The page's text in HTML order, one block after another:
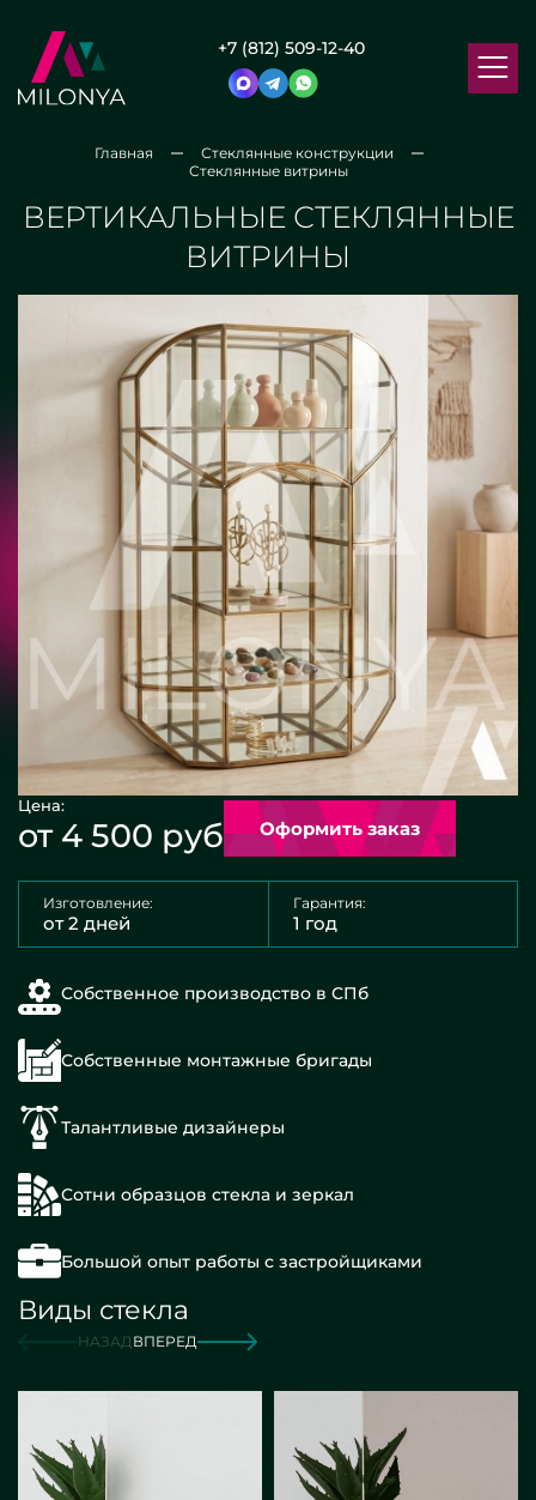
+7 (812) 509-12-40
Главная
Стеклянные конструкции
Стеклянные витрины
ВЕРТИКАЛЬНЫЕ СТЕКЛЯННЫЕ
ВИТРИНЫ
Цена:
от 4 500 руб Оформить заказ
Изготовление:
от 2 дней
Гарантия:
1 год
Собственное производство в СПб
Собственные монтажные бригады
Талантливые дизайнеры
Сотни образцов стекла и зеркал
Большой опыт работы с застройщиками
Виды стекла
НАЗАДВПЕРЕД